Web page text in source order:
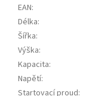
EAN:
Délka:
Šířka:
Výška:
Kapacita:
Napětí:
Startovací proud: